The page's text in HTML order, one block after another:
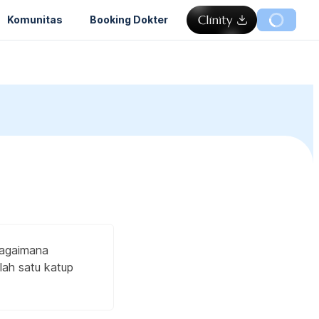
Komunitas Booking Dokter
satu katup